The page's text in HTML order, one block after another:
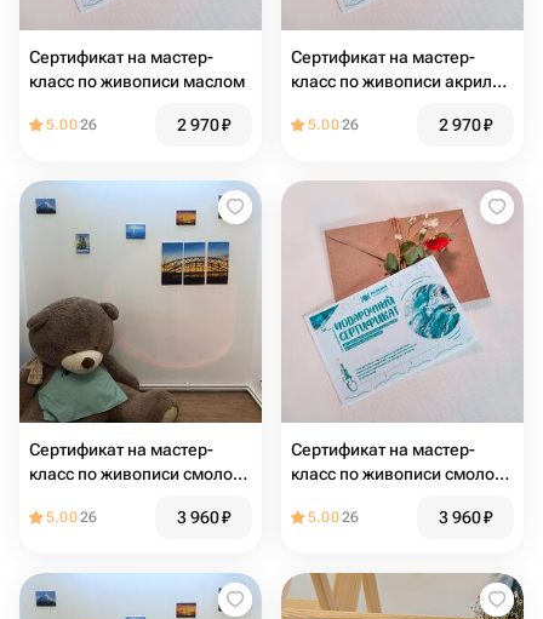
Сертификат на мастер-
класс по живописи маслом
5.0026 2 970₽
Сертификат на мастер-
класс по живописи акрилом
5.0026 2 970₽
Сертификат на мастер-
класс по живописи смолой
на круге 40 см.)
5.0026 3 960₽
Сертификат на мастер-
класс по живописи смолой
(картина на круге 30 см.)
5.0026 3 960₽